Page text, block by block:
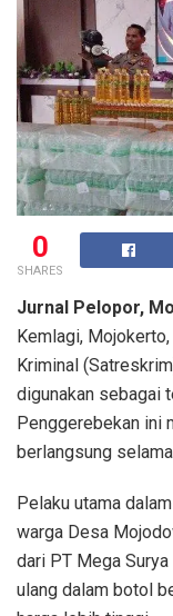
0
SHARES
Jurnal Pelopor,
Kemlagi,
Kriminal
digunakan sebagai
Penggerebekan ini
berlangsung
Pelaku utama
warga Desa
dari PT Mega
ulang dalam botol